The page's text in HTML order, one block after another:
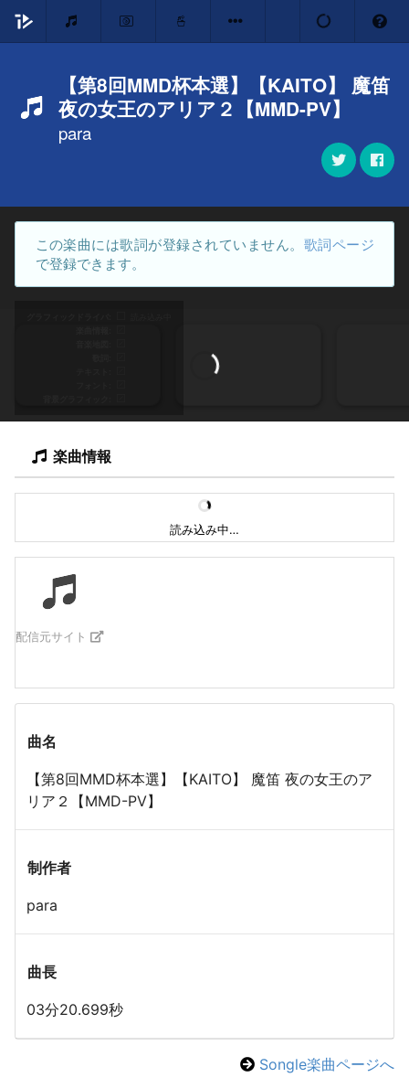
【第8回MMD杯本選】【KAITO】 魔笛
夜の女王のアリア２【MMD-PV】
para
この楽曲には歌詞が登録されていません。 歌詞ページ
で登録できます。
楽曲情報
読み込み中…
配信元サイト
曲名
【第8回MMD杯本選】【KAITO】 魔笛 夜の女王のア
リア２【MMD-PV】
制作者
para
曲長
03分20.699秒
Songle楽曲ページへ